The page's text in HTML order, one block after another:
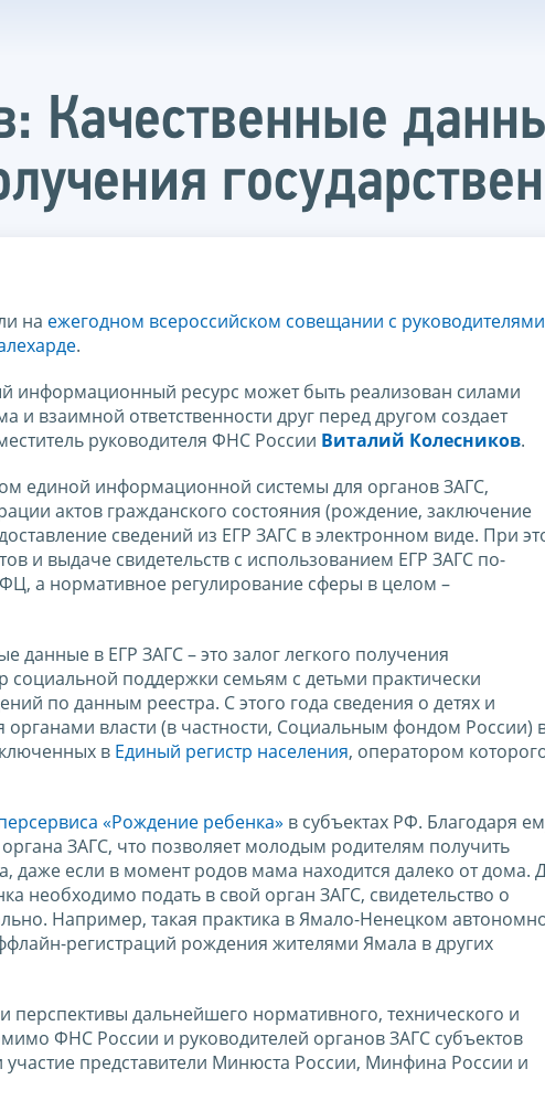
Качественные
на ежегодном всероссийском совещании с руководителями
.
информационный ресурс может быть реализован силами
и взаимной ответственности друг перед другом создает
руководителя ФНС России Виталий Колесников.
единой информационной системы для органов ЗАГС,
актов гражданского состояния (рождение, заключение
сведений из ЕГР ЗАГС в электронном виде. При
и выдаче свидетельств с использованием ЕГР ЗАГС по-
а нормативное регулирование сферы в целом –
данные в ЕГР ЗАГС – это залог легкого получения
социальной поддержки семьям с детьми практически
по данным реестра. С этого года сведения о детях и
органами власти (в частности, Социальным фондом России)
в Единый регистр населения, оператором
«Рождение ребенка» в субъектах РФ. Благодаря
ЗАГС, что позволяет молодым родителям получить
даже если в момент родов мама находится далеко от дома.
необходимо подать в свой орган ЗАГС, свидетельство о
Например, такая практика в Ямало-Ненецком
регистраций рождения жителями Ямала в других
дальнейшего нормативного, технического и
ФНС России и руководителей органов ЗАГС субъектов
представители Минюста России, Минфина России и